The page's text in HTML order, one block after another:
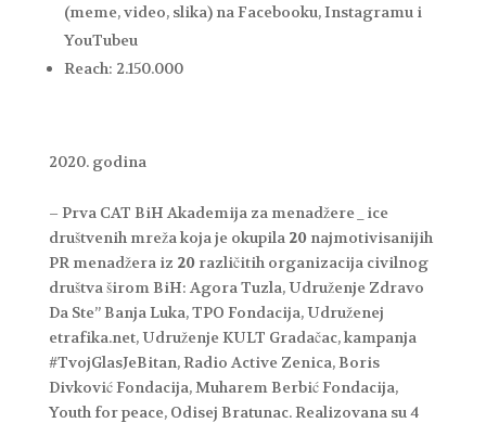
(meme, video, slika) na Facebooku, Instagramu i
YouTubeu
Reach: 2.150.000
godina
– Prva CAT BiH Akademija za menadžere_ice
društvenih mreža koja je okupila 20najmotivisanijih
PR menadžera iz 20različitih organizacija civilnog
društva širom BiH: Agora Tuzla, Udruženje Zdravo
Da Ste” Banja Luka, TPO Fondacija, Udruženej
etrafika.net, Udruženje KULT Gradačac, kampanja
#TvojGlasJeBitan, Radio Active Zenica, Boris
Divković Fondacija, Muharem Berbić Fondacija,
Youth for peace, Odisej Bratunac. Realizovana su 4